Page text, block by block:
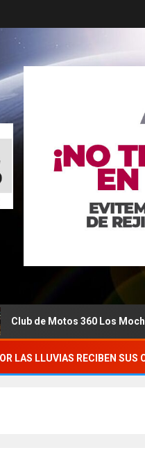
360 Los Mochis celebra
LAS LLUVIAS RECIBEN SUS